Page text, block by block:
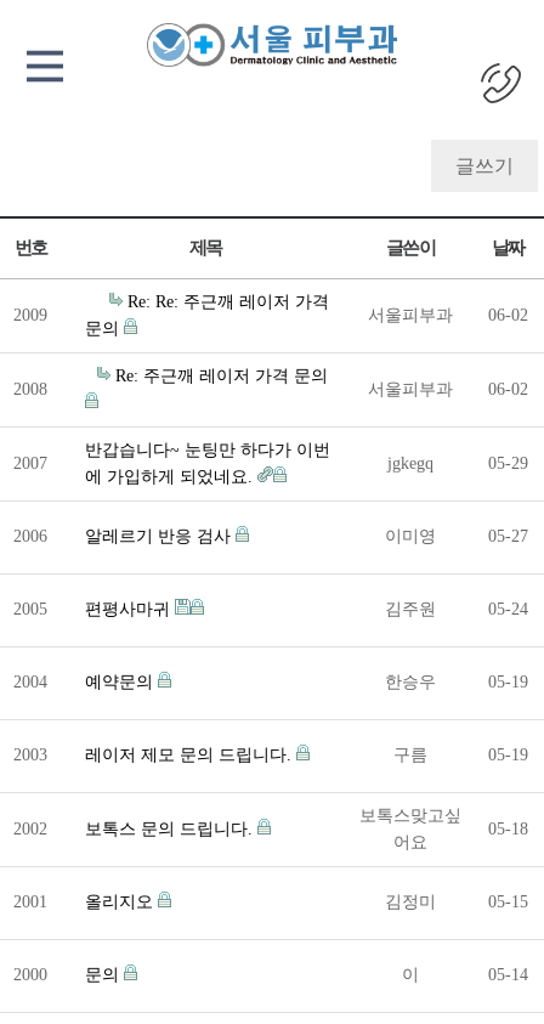
글쓰기
번호 제목 글쓴이 날짜
2009
Re: Re: 주근깨 레이저 가격
문의
서울피부과 06-02
2008
Re: 주근깨 레이저 가격 문의
서울피부과 06-02
2007
반갑습니다~ 눈팅만 하다가 이번
에 가입하게 되었네요.
jgkegq 05-29
2006 알레르기 반응 검사 이미영 05-27
2005 편평사마귀 김주원 05-24
2004 예약문의 한승우 05-19
2003 레이저 제모 문의 드립니다. 구름 05-19
2002 보톡스 문의 드립니다.
보톡스맞고싶
어요
05-18
2001 올리지오 김정미 05-15
2000 문의 이 05-14